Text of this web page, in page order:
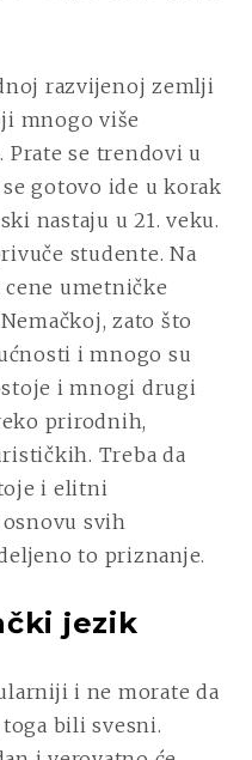
razvijenoj zemlji
mnogo više
se trendovi u
gotovo ide u korak
nastaju u 21. veku.
studente. Na
umetničke
zato što
i mnogo su
i mnogi drugi
prirodnih,
Treba da
i elitni
svih
to priznanje.
jezik
i ne morate da
bili svesni.